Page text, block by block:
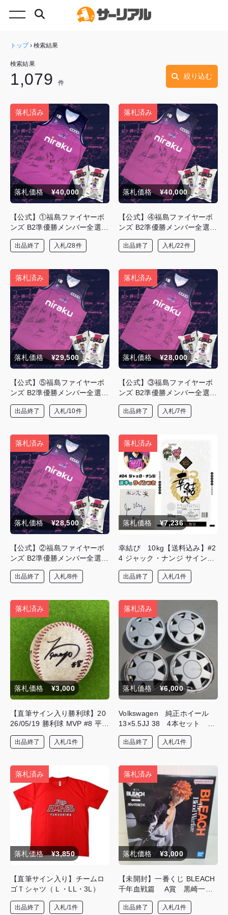
トップ› 検索結果
検索結果
1,079 件
絞り込む
落札済み
落札価格 ¥40,000
【公式】①福島ファイヤーボ
ンズ B2準優勝メンバー全選手
直筆サイン入りユニフォーム
（上）限定5着‼＆ボンズ米10
出品終了 入札/28件
落札済み
落札価格 ¥40,000
【公式】④福島ファイヤーボ
ンズ B2準優勝メンバー全選手
直筆サイン入りユニフォーム
（上）限定5着‼＆ボンズ米10
出品終了 入札/22件
落札済み
落札価格 ¥29,500
【公式】⑤福島ファイヤーボ
ンズ B2準優勝メンバー全選手
直筆サイン入りユニフォーム
（上）限定5着‼＆ボンズ米10
出品終了 入札/10件
落札済み
落札価格 ¥28,000
【公式】③福島ファイヤーボ
ンズ B2準優勝メンバー全選手
直筆サイン入りユニフォーム
（上）限定5着‼＆ボンズ米10
出品終了 入札/7件
落札済み
落札価格 ¥28,500
【公式】②福島ファイヤーボ
ンズ B2準優勝メンバー全選手
直筆サイン入りユニフォーム
（上）限定5着‼＆ボンズ米10
出品終了 入札/8件
落札済み
落札価格 ¥7,236
幸結び 10kg【送料込み】#2
4 ジャック・ナンジ サイン色
紙つき
出品終了 入札/1件
落札済み
落札価格 ¥3,000
【直筆サイン入り勝利球】20
26/05/19 勝利球 MVP #8 平安
常人選手・#22 大澤 優人選
手・#47 兵頭 真人選手
出品終了 入札/1件
落札済み
落札価格 ¥6,000
Volkswagen 純正ホイール
13×5.5JJ 38 4本セット Vol
kswagen ゴルフⅡ
出品終了 入札/1件
落札済み
落札価格 ¥3,850
【直筆サイン入り】チームロ
ゴＴシャツ（Ｌ・LL・3L）
出品終了 入札/1件
落札済み
落札価格 ¥3,000
【未開封】一番くじ BLEACH
千年血戦篇 A賞 黒崎一
護 フィギュア
出品終了 入札/1件